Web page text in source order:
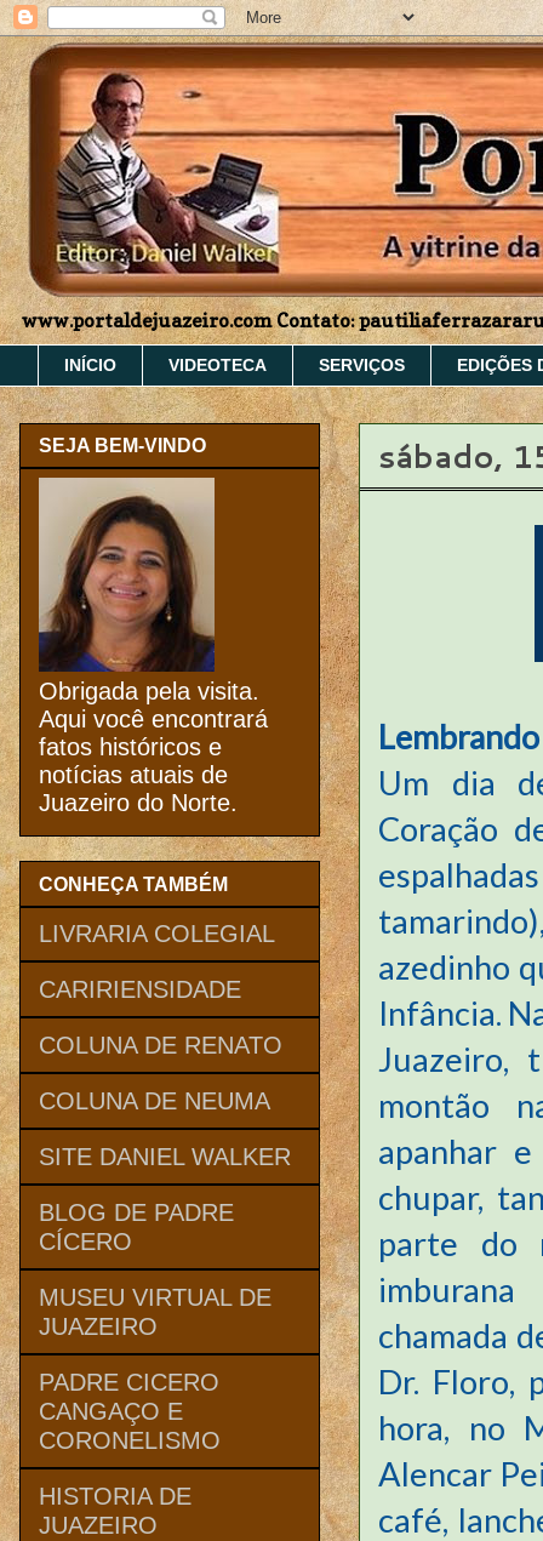
www.portaldejuazeiro.com Contato:
INÍCIO VIDEOTECA SERVIÇOS EDIÇÕES
sábado,
Um dia
Coração
azedinho
Infância.
Juazeiro,
montão
apanhar
chupar,
parte do
chamada
Dr. Floro,
hora, no
Alencar
café,
SEJA BEM-VINDO
Obrigada pela visita.
Aqui você encontrará
fatos históricos e
notícias atuais de
Juazeiro do Norte.
CONHEÇA TAMBÉM
LIVRARIA COLEGIAL
CARIRIENSIDADE
COLUNA DE RENATO
COLUNA DE NEUMA
SITE DANIEL WALKER
BLOG DE PADRE
CÍCERO
MUSEU VIRTUAL DE
JUAZEIRO
PADRE CICERO
CANGAÇO E
CORONELISMO
HISTORIA DE
JUAZEIRO